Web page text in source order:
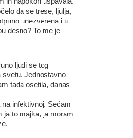
da se trese, ljulja,
unezverena i u
desno? To me je
ljudi se tog
svetu. Jednostavno
tada osetila, danas
infektivnoj. Sećam
ja to majka, ja moram